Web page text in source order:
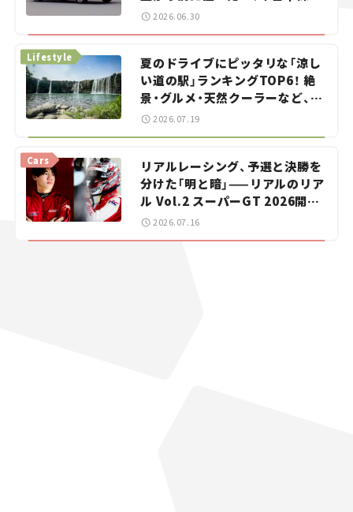
をお手伝い――ちょっとイケてるマ
2026.06.30
夏のドライブにピッタリな「涼し
い道の駅」ランキングTOP6！ 絶
景・グルメ・天然クーラーなど、避
暑におすすめのスポットを紹介
Lifestyle
2026.07.19
リアルレーシング、予選と決勝を
分けた「明と暗」——リアルのリア
ル Vol.2 スーパーGT 2026開幕
戦 岡山国際サーキット
Cars
2026.07.16